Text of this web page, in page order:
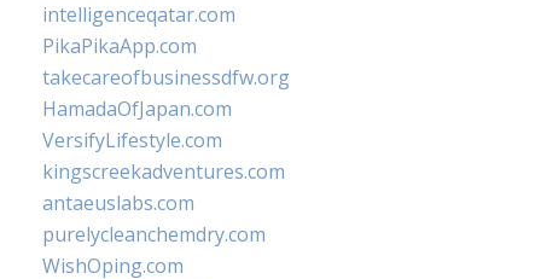
intelligenceqatar.com
PikaPikaApp.com
takecareofbusinessdfw.org
HamadaOfJapan.com
VersifyLifestyle.com
kingscreekadventures.com
antaeuslabs.com
purelycleanchemdry.com
WishOping.com